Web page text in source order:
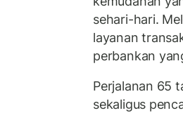
sehari-hari.
layanan
perbankan
Perjalanan 65
sekaligus